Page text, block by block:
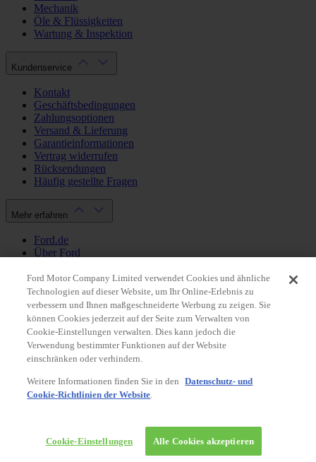
Mechanik
Öle & Flüssigkeiten
Wartung & Inspektion
Kundenservice
Kontakt
Geschäftsbedingungen
Zahlungsoptionen
Versand & Lieferung
Garantieinformationen
Vertrag widerrufen
Rücksendungen
Häufig gestellte Fragen
Mehr erfahren
Ford.de
Über Ford
Datenschutzbestimmungen
Impressum
Mein Konto
Login / Registrierung
Meine Bestellungen
Land ändern
© 2026 Ford-Werke-GmbH
Ford Onlineshop
Ford Motor Company Limited verwendet Cookies und ähnliche
Technologien auf dieser Website, um Ihr Online-Erlebnis zu
verbessern und Ihnen maßgeschneiderte Werbung zu zeigen. Sie
können Cookies jederzeit auf der Seite zum Verwalten von
Cookie-Einstellungen verwalten. Dies kann jedoch die
Verwendung bestimmter Funktionen auf der Website
einschränken oder verhindern.
Weitere Informationen finden Sie in den
Datenschutz- und
Cookie-Richtlinien der Website.
Cookie-Einstellungen Alle Cookies akzeptieren